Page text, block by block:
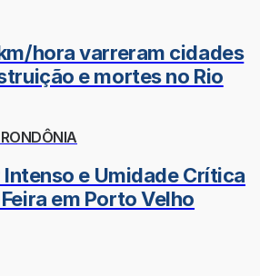
hora varreram cidades
e mortes no Rio
e Umidade Crítica
em Porto Velho